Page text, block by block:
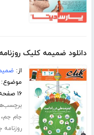
دانلود ضمیمه کلیک روزنامه
از:
موضوع:
۱۶ صفحه
جام جم